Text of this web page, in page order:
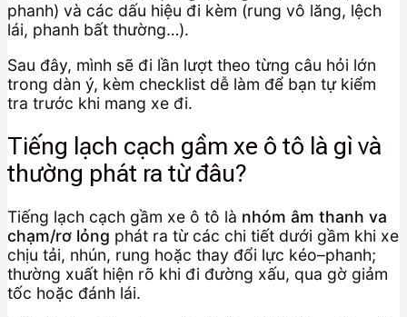
phanh) và các dấu hiệu đi kèm (rung vô lăng, lệch
lái, phanh bất thường…).
Sau đây, mình sẽ đi lần lượt theo từng câu hỏi lớn
trong dàn ý, kèm checklist dễ làm để bạn tự kiểm
tra trước khi mang xe đi.
Tiếng lạch cạch gầm xe ô tô là gì và
thường phát ra từ đâu?
Tiếng lạch cạch gầm xe ô tô là nhóm âm thanh va
chạm/rơ lỏng phát ra từ các chi tiết dưới gầm khi xe
chịu tải, nhún, rung hoặc thay đổi lực kéo–phanh;
thường xuất hiện rõ khi đi đường xấu, qua gờ giảm
tốc hoặc đánh lái.